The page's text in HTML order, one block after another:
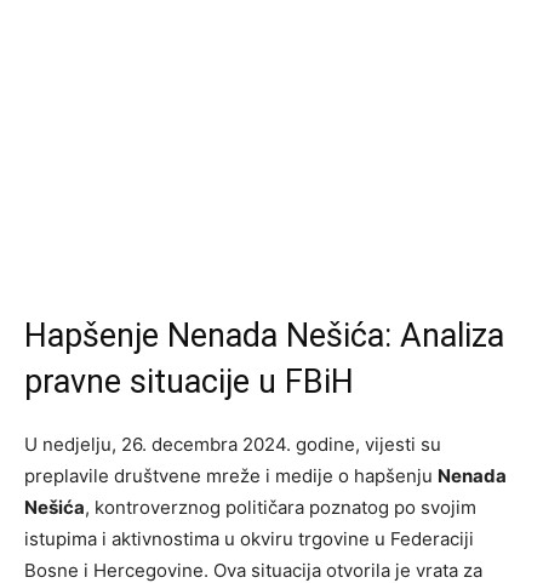
Hapšenje Nenada Nešića: Analiza
pravne situacije u FBiH
U nedjelju, 26. decembra 2024. godine, vijesti su
preplavile društvene mreže i medije o hapšenju Nenada
Nešića, kontroverznog političara poznatog po svojim
istupima i aktivnostima u okviru trgovine u Federaciji
Bosne i Hercegovine. Ova situacija otvorila je vrata za